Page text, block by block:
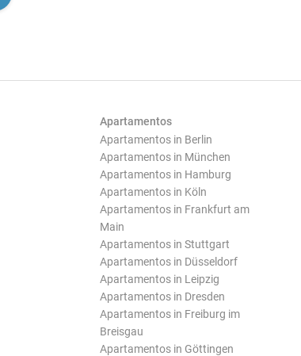
Apartamentos
Apartamentos in Berlin
Apartamentos in München
Apartamentos in Hamburg
Apartamentos in Köln
Apartamentos in Frankfurt am
Main
Apartamentos in Stuttgart
Apartamentos in Düsseldorf
Apartamentos in Leipzig
Apartamentos in Dresden
Apartamentos in Freiburg im
Breisgau
Apartamentos in Göttingen